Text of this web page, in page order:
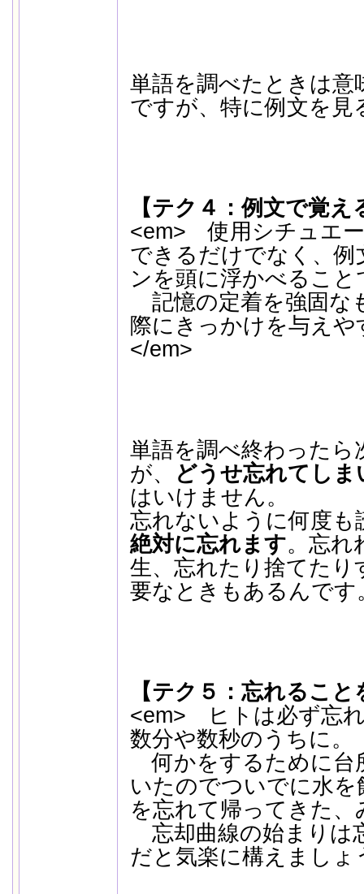
単語を調べたときは意
ですが、特に例文を見
【テク４：例文で覚え
<em> 使用シチュエ
できるだけでなく、
ンを頭に浮かべること
記憶の定着を強固な
際にきっかけを与え
</em>
単語を調べ終わったら
が、
どうせ忘れてしま
はいけません。
忘れないように何度
絶対に忘れます。忘れ
生、忘れたり捨てた
要なときもあるんです
【テク５：忘れるこ
<em> ヒトは必ず忘
数分や数秒のうちに。
何かをするために台
いたのでついでに水
を忘れて帰ってきた、
忘却曲線の始まりは
だと気楽に構えましょ